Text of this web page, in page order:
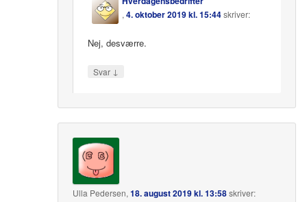
,4. oktober 2019 kl. 15:44skriver:
Nej, desværre.
Svar ↓
Ulla Pedersen,18. august 2019 kl. 13:58skriver: